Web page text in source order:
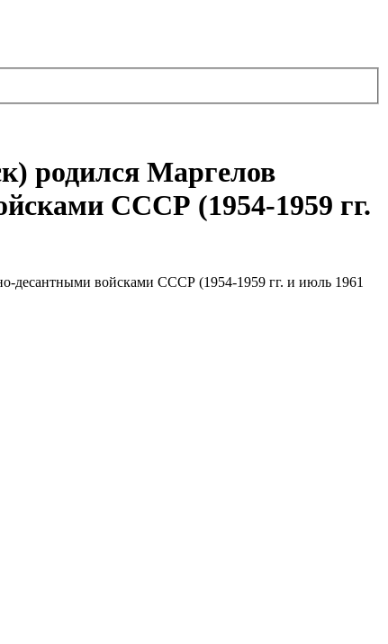
родился Маргелов
СССР (1954-1959 гг.
десантными войсками СССР (1954-1959 гг. и июль 1961